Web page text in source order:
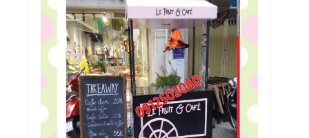
Lam Xe Ban Hang Theo Yeu Cau Tphcm